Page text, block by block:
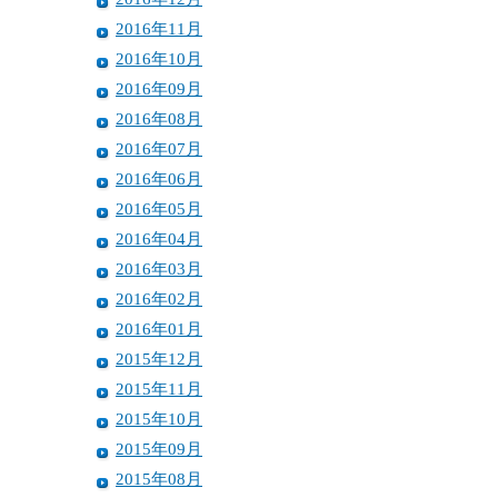
2016年11月
2016年10月
2016年09月
2016年08月
2016年07月
2016年06月
2016年05月
2016年04月
2016年03月
2016年02月
2016年01月
2015年12月
2015年11月
2015年10月
2015年09月
2015年08月